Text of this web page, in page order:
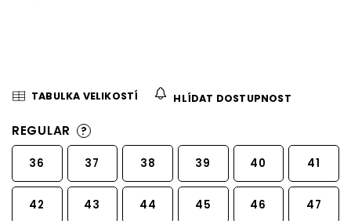
TABULKA VELIKOSTÍ HLÍDAT DOSTUPNOST
REGULAR ?
36 37 38 39 40 41
42 43 44 45 46 47